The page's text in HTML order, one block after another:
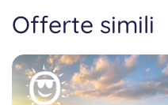
Offerte simili